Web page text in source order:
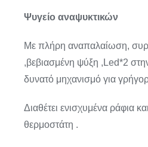
Ψυγείο αναψυκτικών
Με πλήρη αναπαλαίωση,
,βεβιασμένη ψύξη ,Led*2
δυνατό μηχανισμό για
Διαθέτει ενισχυμένα ράφια
θερμοστάτη .